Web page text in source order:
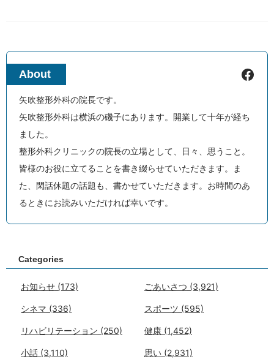
About Facebook
矢吹整形外科の院長です。
矢吹整形外科は横浜の磯子にあります。開業して十年が経ち
ました。
整形外科クリニックの院長の立場として、日々、思うこと。
皆様のお役に立てることを書き綴らせていただきます。ま
た、閑話休題の話題も、書かせていただきます。お時間のあ
るときにお読みいただければ幸いです。
Categories
お知らせ (173) ごあいさつ (3,921)
シネマ (336) スポーツ (595)
リハビリテーション (250) 健康 (1,452)
小話 (3,110) 思い (2,931)